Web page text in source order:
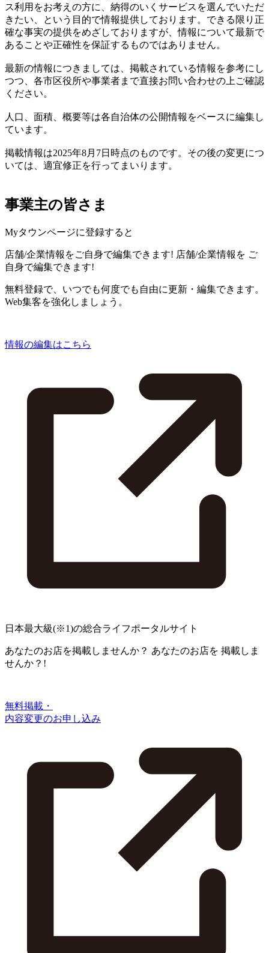
ス利用をお考えの方に、納得のいくサービスを選んでいただ
きたい、という目的で情報提供しております。できる限り正
確な事実の提供をめざしておりますが、情報について最新で
あることや正確性を保証するものではありません。
最新の情報につきましては、掲載されている情報を参考にし
つつ、各市区役所や事業者まで直接お問い合わせの上ご確認
ください。
人口、面積、概要等は各自治体の公開情報をベースに編集し
ています。
掲載情報は2025年8月7日時点のものです。その後の変更につ
いては、適宜修正を行ってまいります。
事業主の皆さま
Myタウンページに登録すると
店舗/企業情報をご自身で編集できます! 店舗/企業情報を ご
自身で編集できます!
無料登録で、いつでも何度でも自由に更新・編集できます。
Web集客を強化しましょう。
情報の編集はこちら
日本最大級(※1)の総合ライフポータルサイト
あなたのお店を掲載しませんか？ あなたのお店を 掲載しま
せんか？!
無料掲載・
内容変更のお申し込み